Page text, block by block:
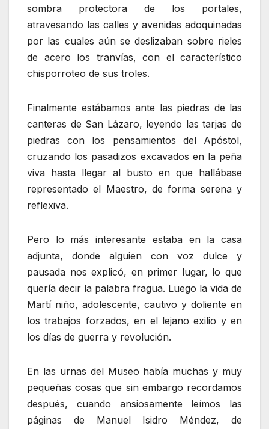
sombra protectora de los portales,
atravesando las calles y avenidas adoquinadas
por las cuales aún se deslizaban sobre rieles
de acero los tranvías, con el característico
chisporroteo de sus troles.
Finalmente estábamos ante las piedras de las
canteras de San Lázaro, leyendo las tarjas de
piedras con los pensamientos del Apóstol,
cruzando los pasadizos excavados en la peña
viva hasta llegar al busto en que hallábase
representado el Maestro, de forma serena y
reflexiva.
Pero lo más interesante estaba en la casa
adjunta, donde alguien con voz dulce y
pausada nos explicó, en primer lugar, lo que
quería decir la palabra fragua. Luego la vida de
Martí niño, adolescente, cautivo y doliente en
los trabajos forzados, en el lejano exilio y en
los días de guerra y revolución.
En las urnas del Museo había muchas y muy
pequeñas cosas que sin embargo recordamos
después, cuando ansiosamente leímos las
páginas de Manuel Isidro Méndez, de